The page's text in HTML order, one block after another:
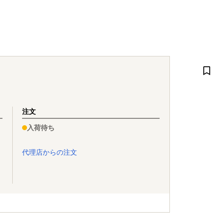
注文
入荷待ち
代理店からの注文